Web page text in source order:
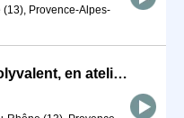
Provence-Alpes-
Electricien d'équipement Polyvalent, en atelier (H/F)